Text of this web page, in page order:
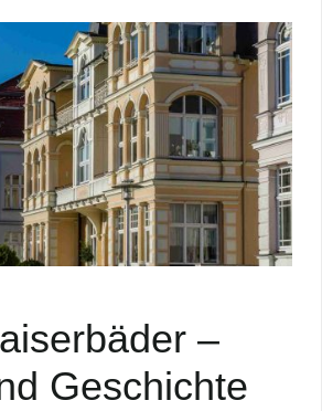
–
Geschichte